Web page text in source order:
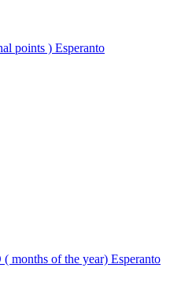
points ) Esperanto
of the year) Esperanto